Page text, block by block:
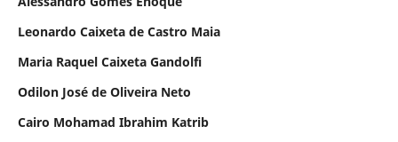
Leonardo Caixeta de Castro Maia
Maria Raquel Caixeta Gandolfi
Odilon José de Oliveira Neto
Cairo Mohamad Ibrahim Katrib